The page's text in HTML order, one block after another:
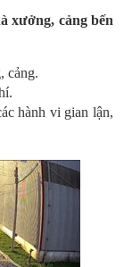
xưởng, cảng bến
cảng.
hành vi gian lận,